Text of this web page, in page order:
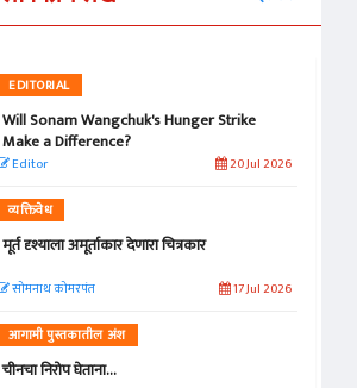
EDITORIAL
Will Sonam Wangchuk's Hunger Strike
Make a Difference?
Editor 20 Jul 2026
व्यक्तिवेध
मूर्त दृश्याला अमूर्ताकार देणारा चित्रकार
सोमनाथ कोमरपंत 17 Jul 2026
आगामी पुस्तकातील अंश
चीनचा निरोप घेताना...